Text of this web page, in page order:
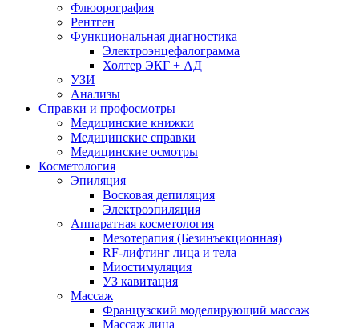
Флюорография
Рентген
Функциональная диагностика
Электроэнцефалограмма
Холтер ЭКГ + АД
УЗИ
Анализы
Справки и профосмотры
Медицинские книжки
Медицинские справки
Медицинские осмотры
Косметология
Эпиляция
Восковая депиляция
Электроэпиляция
Аппаратная косметология
Мезотерапия (Безинъекционная)
RF-лифтинг лица и тела
Миостимуляция
УЗ кавитация
Массаж
Французский моделирующий массаж
Массаж лица